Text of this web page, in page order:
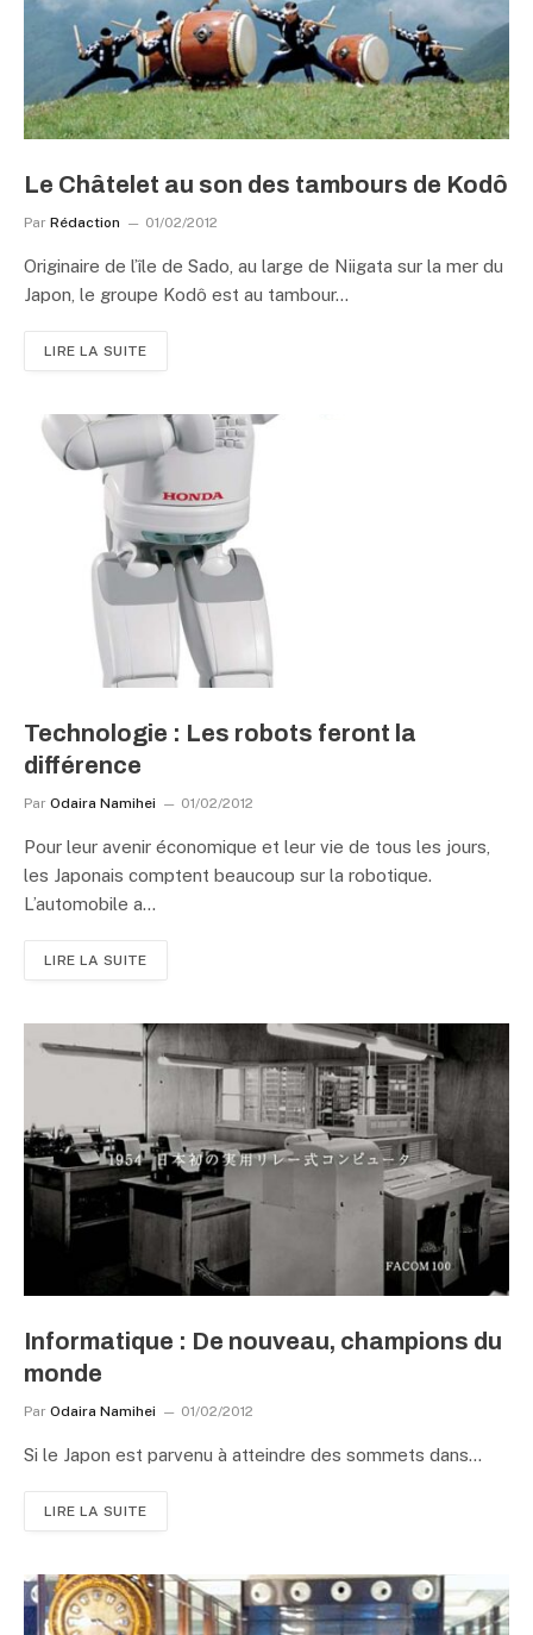
Le Châtelet au son des tambours de Kodô
Par Rédaction 01/02/2012
Originaire de l’île de Sado, au large de Niigata sur la mer du
Japon, le groupe Kodô est au tambour…
LIRE LA SUITE
Technologie : Les robots feront la
différence
Par Odaira Namihei 01/02/2012
Pour leur avenir économique et leur vie de tous les jours,
les Japonais comptent beaucoup sur la robotique.
L’automobile a…
LIRE LA SUITE
Informatique : De nouveau, champions du
monde
Par Odaira Namihei 01/02/2012
Si le Japon est parvenu à atteindre des sommets dans…
LIRE LA SUITE